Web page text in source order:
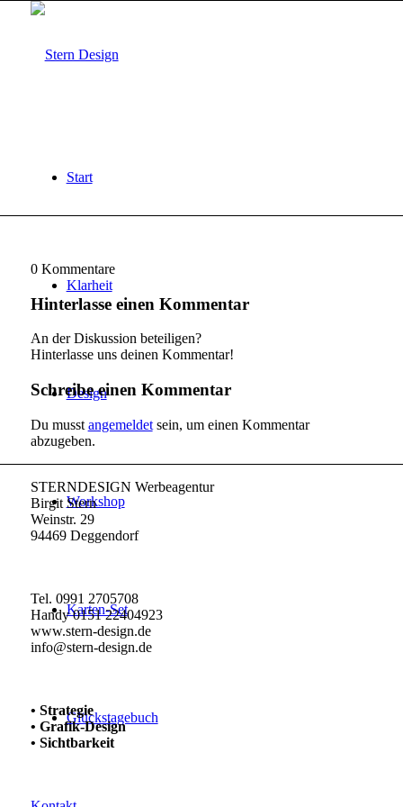
Start
Klarheit
Design
Workshop
Karten-Set
Glückstagebuch
0 Kommentare
Hinterlasse einen Kommentar
An der Diskussion beteiligen?
Hinterlasse uns deinen Kommentar!
Schreibe einen Kommentar
Du musst angemeldetsein, um einen Kommentar
abzugeben.
STERNDESIGN Werbeagentur
Birgit Stern
Weinstr. 29
94469 Deggendorf
Tel. 0991 2705708
Handy 0151 22404923
www.stern-design.de
info@stern-design.de
• Strategie
• Grafik-Design
• Sichtbarkeit